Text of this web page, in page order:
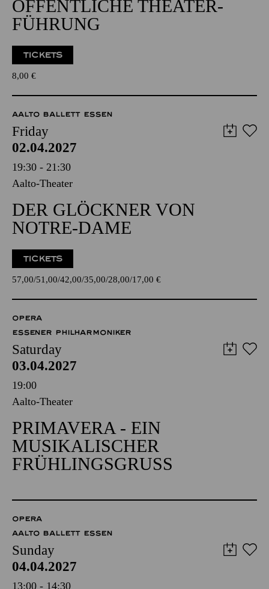
ÖFFENTLICHE THEATER­
FÜHRUNG
TICKETS
8,00 €
AALTO BALLETT ESSEN
Friday
02.04.2027
19:30 - 21:30
Aalto-Theater
DER GLÖCKNER VON
NOTRE-DAME
TICKETS
57,00 51,00 42,00 35,00 28,00 17,00 €
OPERA
ESSENER PHILHARMONIKER
Saturday
03.04.2027
19:00
Aalto-Theater
PRIMAVERA - EIN
MUSIKALISCHER
FRÜHLINGSGRUSS
OPERA
AALTO BALLETT ESSEN
Sunday
04.04.2027
13:00 - 14:30